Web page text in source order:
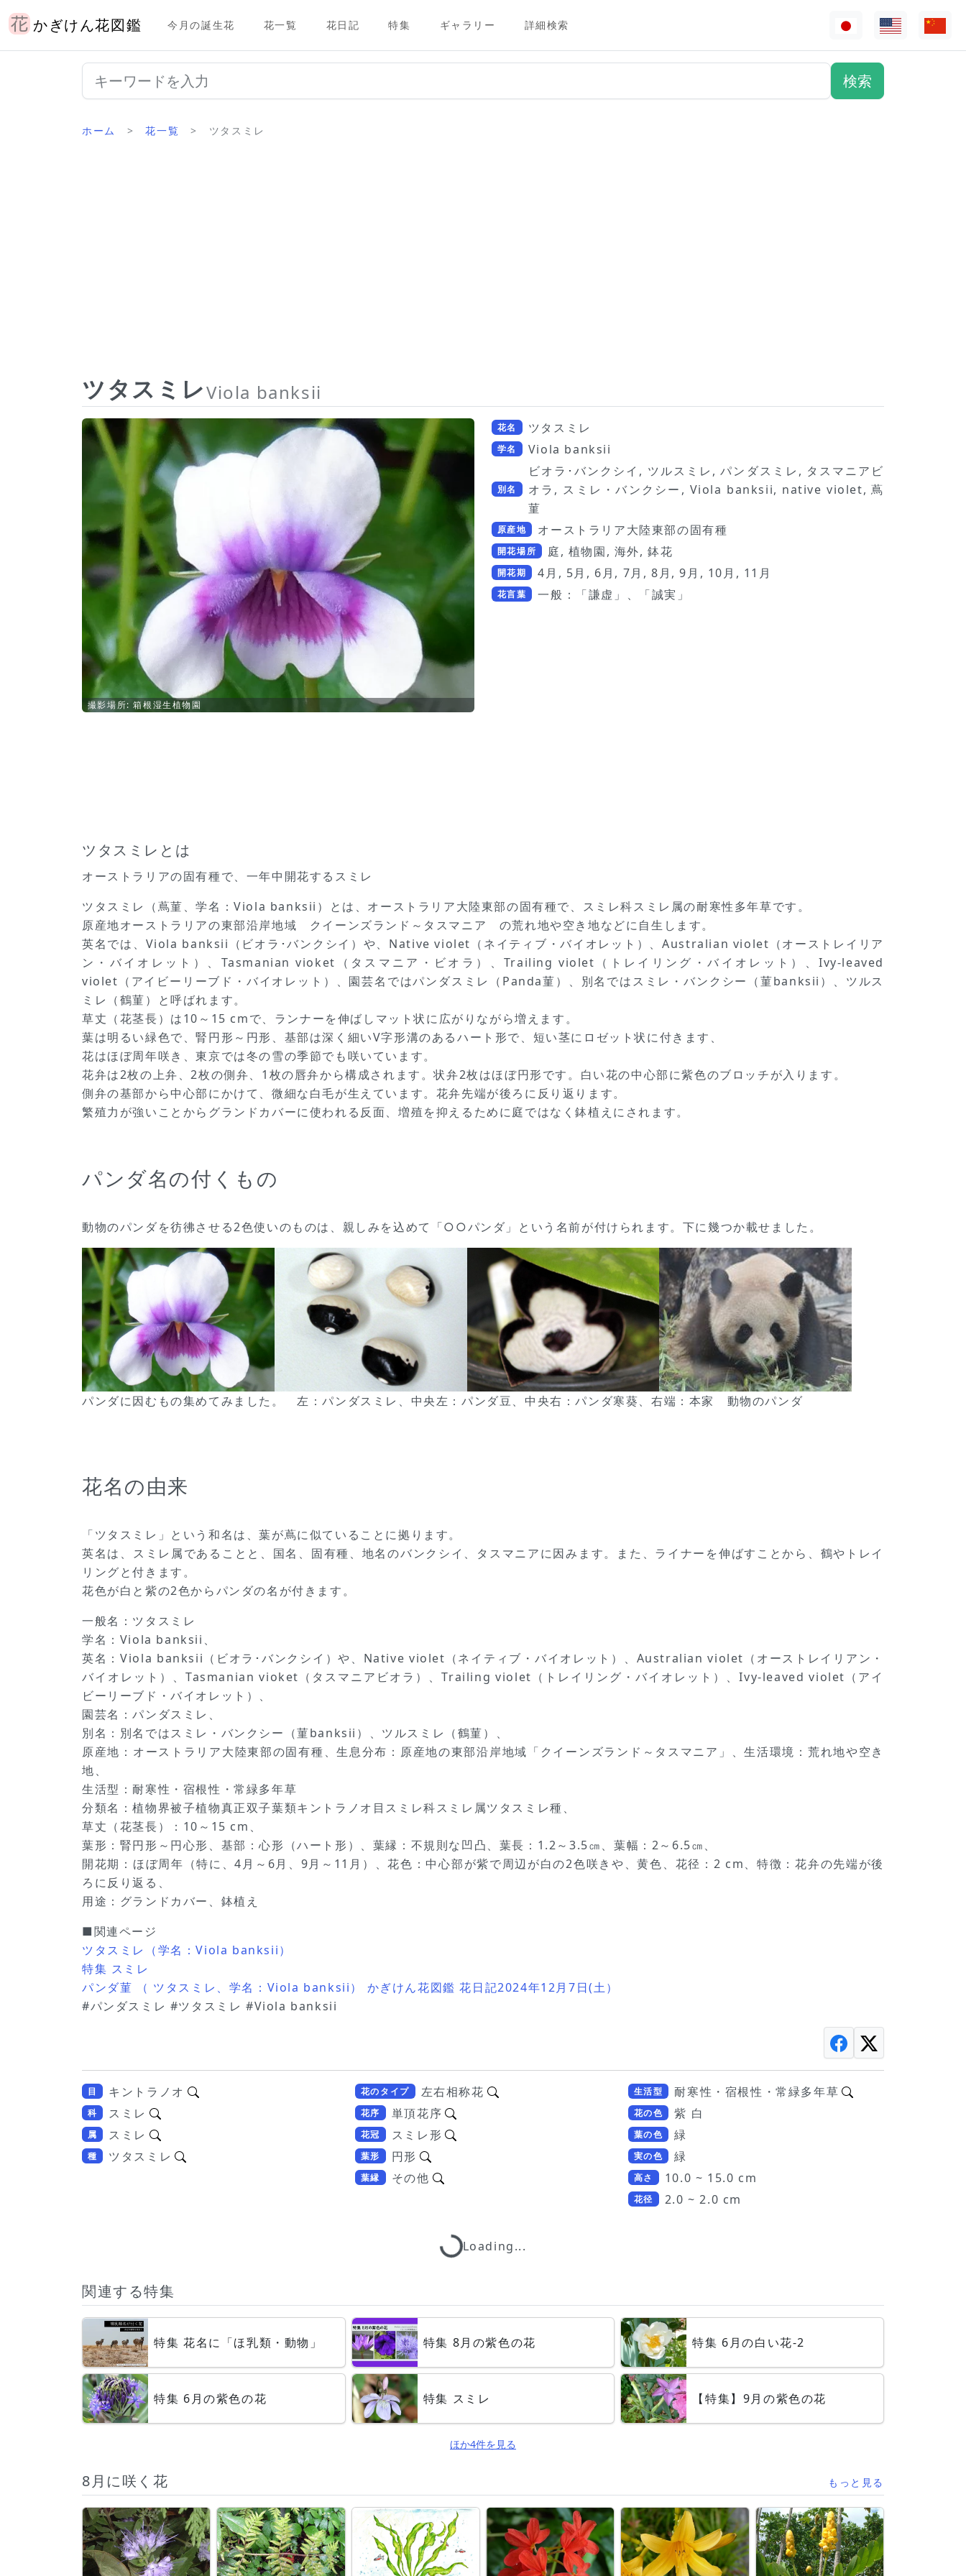
かぎけん花図鑑 今月の誕生花 花一覧 花日記 特集 ギャラリー 詳細検索
ホーム 花一覧 ツタスミレ
ツタスミレViola banksii
撮影場所: 箱根湿生植物園
花名 ツタスミレ
学名 Viola banksii
別名
ビオラ･バンクシイ, ツルスミレ, パンダスミレ, タスマニアビ
オラ, スミレ・バンクシー, Viola banksii, native violet, 蔦
菫
原産地 オーストラリア大陸東部の固有種
開花場所 庭, 植物園, 海外, 鉢花
開花期 4月, 5月, 6月, 7月, 8月, 9月, 10月, 11月
花言葉 一般：「謙虚」、「誠実」
ツタスミレとは
オーストラリアの固有種で、一年中開花するスミレ
ツタスミレ（蔦菫、学名：Viola banksii）とは、オーストラリア大陸東部の固有種で、スミレ科スミレ属の耐寒性多年草です。
原産地オーストラリアの東部沿岸地域 クイーンズランド～タスマニア の荒れ地や空き地などに自生します。
英名では、Viola banksii（ビオラ･バンクシイ）や、Native violet（ネイティブ・バイオレット）、Australian violet（オーストレイリア
ン・バイオレット）、Tasmanian vioket（タスマニア・ビオラ）、Trailing violet（トレイリング・バイオレット）、Ivy-leaved
violet（アイビーリーブド・バイオレット）、園芸名ではパンダスミレ（Panda菫）、別名ではスミレ・バンクシー（菫banksii）、ツルス
ミレ（鶴菫）と呼ばれます。
草丈（花茎長）は10～15 cmで、ランナーを伸ばしマット状に広がりながら増えます。
葉は明るい緑色で、腎円形～円形、基部は深く細いV字形溝のあるハート形で、短い茎にロゼット状に付きます、
花はほぼ周年咲き、東京では冬の雪の季節でも咲いています。
花弁は2枚の上弁、2枚の側弁、1枚の唇弁から構成されます。状弁2枚はほぼ円形です。白い花の中心部に紫色のブロッチが入ります。
側弁の基部から中心部にかけて、微細な白毛が生えています。花弁先端が後ろに反り返ります。
繁殖力が強いことからグランドカバーに使われる反面、増殖を抑えるために庭ではなく鉢植えにされます。
パンダ名の付くもの
動物のパンダを彷彿させる2色使いのものは、親しみを込めて「○○パンダ」という名前が付けられます。下に幾つか載せました。
パンダに因むもの集めてみました。 左：パンダスミレ、中央左：パンダ豆、中央右：パンダ寒葵、右端：本家 動物のパンダ
花名の由来
「ツタスミレ」という和名は、葉が蔦に似ていることに拠ります。
英名は、スミレ属であることと、国名、固有種、地名のバンクシイ、タスマニアに因みます。また、ライナーを伸ばすことから、鶴やトレイ
リングと付きます。
花色が白と紫の2色からパンダの名が付きます。
一般名：ツタスミレ
学名：Viola banksii、
英名：Viola banksii（ビオラ･バンクシイ）や、Native violet（ネイティブ・バイオレット）、Australian violet（オーストレイリアン・
バイオレット）、Tasmanian vioket（タスマニアビオラ）、Trailing violet（トレイリング・バイオレット）、Ivy-leaved violet（アイ
ビーリーブド・バイオレット）、
園芸名：パンダスミレ、
別名：別名ではスミレ・バンクシー（菫banksii）、ツルスミレ（鶴菫）、
原産地：オーストラリア大陸東部の固有種、生息分布：原産地の東部沿岸地域「クイーンズランド～タスマニア」、生活環境：荒れ地や空き
地、
生活型：耐寒性・宿根性・常緑多年草
分類名：植物界被子植物真正双子葉類キントラノオ目スミレ科スミレ属ツタスミレ種、
草丈（花茎長）：10～15 cm、
葉形：腎円形～円心形、基部：心形（ハート形）、葉縁：不規則な凹凸、葉長：1.2～3.5㎝、葉幅：2～6.5㎝、
開花期：ほぼ周年（特に、4月～6月、9月～11月）、花色：中心部が紫で周辺が白の2色咲きや、黄色、花径：2 cm、特徴：花弁の先端が後
ろに反り返る、
用途：グランドカバー、鉢植え
■関連ページ
ツタスミレ（学名：Viola banksii）
特集 スミレ
パンダ菫 （ ツタスミレ、学名：Viola banksii） かぎけん花図鑑 花日記2024年12月7日(土）
#パンダスミレ #ツタスミレ #Viola banksii
目 キントラノオ
科 スミレ
属 スミレ
種 ツタスミレ
花のタイプ 左右相称花
花序 単頂花序
花冠 スミレ形
葉形 円形
葉縁 その他
生活型 耐寒性・宿根性・常緑多年草
花の色 紫 白
葉の色 緑
実の色 緑
高さ 10.0 ~ 15.0 cm
花径 2.0 ~ 2.0 cm
Loading...
Loading...
関連する特集
特集 花名に「ほ乳類・動物」 特集 8月の紫色の花 特集 6月の白い花-2
特集 6月の紫色の花 特集 スミレ 【特集】9月の紫色の花
ほか4件を見る
8月に咲く花 もっと見る